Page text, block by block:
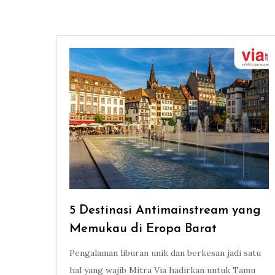
5 Destinasi Antimainstream yang
Memukau di Eropa Barat
Pengalaman liburan unik dan berkesan jadi satu
hal yang wajib Mitra Via hadirkan untuk Tamu